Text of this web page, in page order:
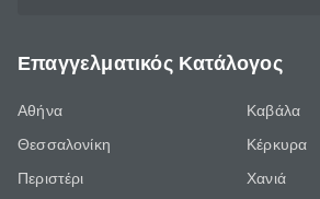
Επαγγελματικός Κατάλογος
Αθήνα
Θεσσαλονίκη
Περιστέρι
Καβάλα
Κέρκυρα
Χανιά